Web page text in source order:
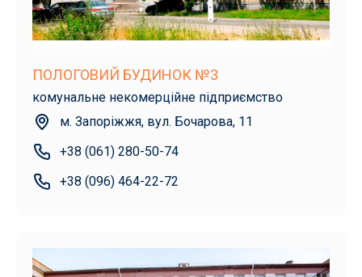
ПОЛОГОВИЙ БУДИНОК №3
комунальне некомерційне підприємство
м. Запоріжжя, вул. Бочарова, 11
+38 (061) 280-50-74
+38 (096) 464-22-72